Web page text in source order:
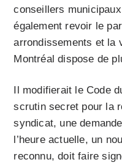
conseillers
également revoir le
arrondissements et la
Montréal dispose de
Il modifierait le Code
scrutin secret pour la
syndicat, une
l’heure actuelle, un
reconnu, doit faire